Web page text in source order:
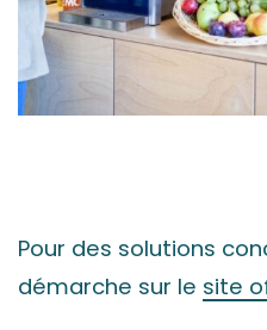
Pour des solutions
démarche sur le site